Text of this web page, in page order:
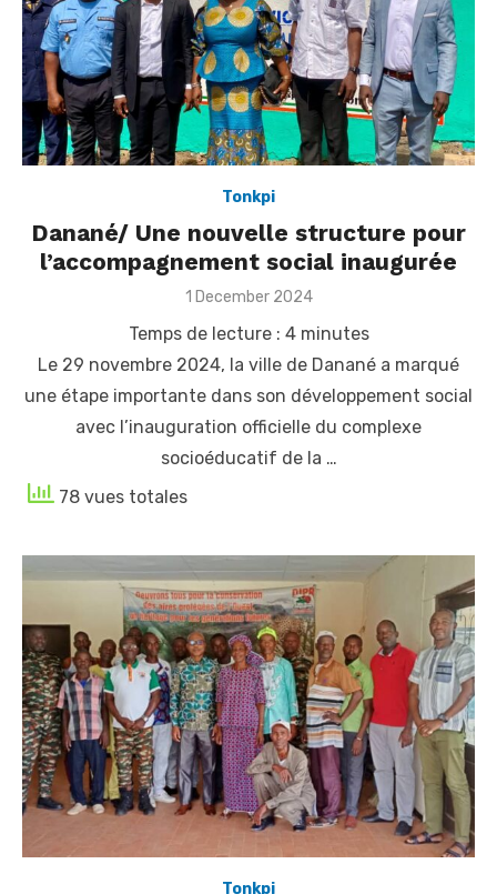
Tonkpi
Danané/ Une nouvelle structure pour
l’accompagnement social inaugurée
Posted
1 December 2024
Temps de lecture : 4 minutes
Le 29 novembre 2024, la ville de Danané a marqué
une étape importante dans son développement social
avec l’inauguration officielle du complexe
socioéducatif de la …
78 vues totales
Tonkpi